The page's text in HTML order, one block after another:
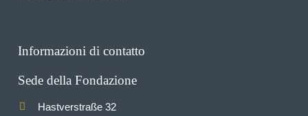
Informazioni di contatto
Sede della Fondazione
Hastverstraße 32